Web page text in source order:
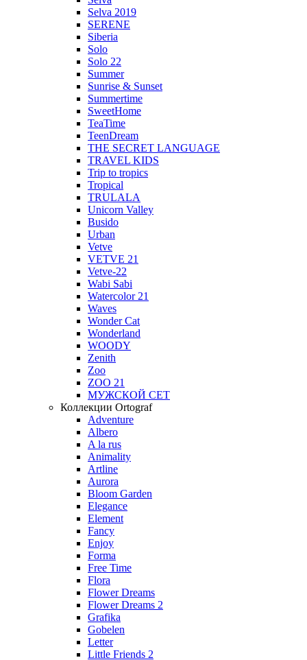
Selva 2019
SERENE
Siberia
Solo
Solo 22
Summer
Sunrise & Sunset
Summertime
SweetHome
TeaTime
TeenDream
THE SECRET LANGUAGE
TRAVEL KIDS
Trip to tropics
Tropical
TRULALA
Unicorn Valley
Busido
Urban
Vetve
VETVE 21
Vetve-22
Wabi Sabi
Watercolor 21
Waves
Wonder Cat
Wonderland
WOODY
Zenith
Zoo
ZOO 21
МУЖСКОЙ СЕТ
Коллекции Ortograf
Adventure
Albero
A la rus
Animality
Artline
Aurora
Bloom Garden
Elegance
Element
Fancy
Enjoy
Forma
Free Time
Flora
Flower Dreams
Flower Dreams 2
Grafika
Gobelen
Letter
Little Friends 2